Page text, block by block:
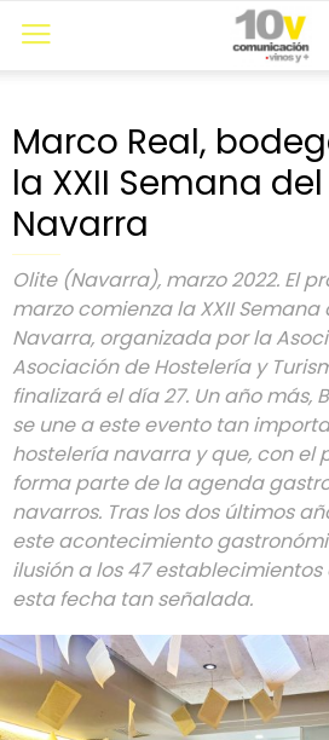
Marco Real,
la XXII Semana
Navarra
Olite (Navarra), marzo 2022. El
marzo comienza la XXII Semana
Navarra, organizada por la
Asociación de Hostelería y
finalizará el día 27. Un año más,
se une a este evento tan
hostelería navarra y que, con el
forma parte de la agenda
navarros. Tras los dos últimos
este acontecimiento
ilusión a los 47
esta fecha tan señalada.